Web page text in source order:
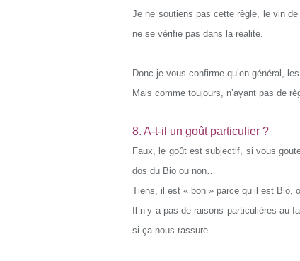
Je ne soutiens pas cette règle, le vin
ne se vérifie pas dans la réalité.
Donc je vous confirme qu’en général,
Mais comme toujours, n’ayant pas de
8. A-t-il un goût particulier ?
Faux, le goût est subjectif, si vous
dos du Bio ou non…
Tiens, il est « bon » parce qu’il est Bio,
Il n’y a pas de raisons particulières au
si ça nous rassure…